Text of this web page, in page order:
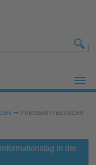
PRESSEMITTEILUNGEN
in der